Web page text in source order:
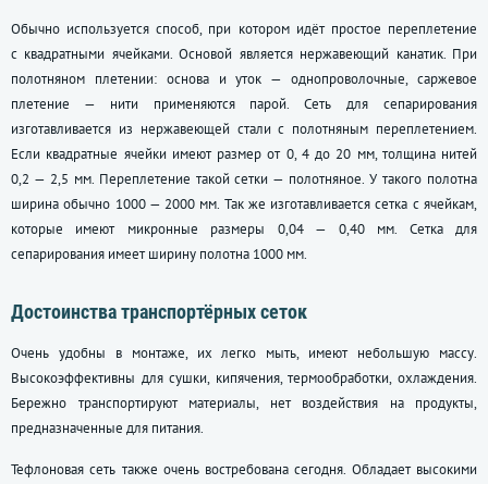
Обычно используется способ, при котором идёт простое переплетение
с квадратными ячейками. Основой является нержавеющий канатик. При
полотняном плетении: основа и уток — однопроволочные, саржевое
плетение — нити применяются парой. Сеть для сепарирования
изготавливается из нержавеющей стали с полотняным переплетением.
Если квадратные ячейки имеют размер от 0, 4 до 20 мм, толщина нитей
0,2 — 2,5 мм. Переплетение такой сетки — полотняное. У такого полотна
ширина обычно 1000 — 2000 мм. Так же изготавливается сетка с ячейкам,
которые имеют микронные размеры 0,04 — 0,40 мм. Сетка для
сепарирования имеет ширину полотна 1000 мм.
Достоинства транспортёрных сеток
Очень удобны в монтаже, их легко мыть, имеют небольшую массу.
Высокоэффективны для сушки, кипячения, термообработки, охлаждения.
Бережно транспортируют материалы, нет воздействия на продукты,
предназначенные для питания.
Тефлоновая сеть также очень востребована сегодня. Обладает высокими